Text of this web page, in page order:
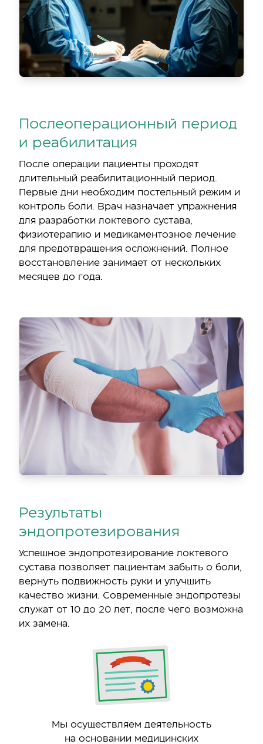
Послеоперационный период
и реабилитация
После операции пациенты проходят
длительный реабилитационный период.
Первые дни необходим постельный режим и
контроль боли. Врач назначает упражнения
для разработки локтевого сустава,
физиотерапию и медикаментозное лечение
для предотвращения осложнений. Полное
восстановление занимает от нескольких
месяцев до года.
Результаты
эндопротезирования
Успешное эндопротезирование локтевого
сустава позволяет пациентам забыть о боли,
вернуть подвижность руки и улучшить
качество жизни. Современные эндопротезы
служат от 10 до 20 лет, после чего возможна
их замена.
Мы осуществляем деятельность
на основании медицинских